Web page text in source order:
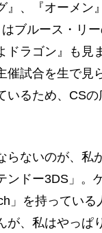
』、『オーメン
ブルース・リ
ドラゴン』も見
催試合を生で見
いるため、CS
ないのが、私
ンドー3DS」。
」を持ってい
が、私はやっぱ